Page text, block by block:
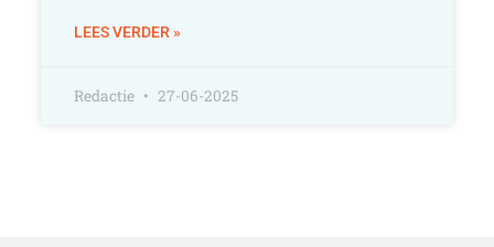
LEES VERDER »
Redactie 27-06-2025